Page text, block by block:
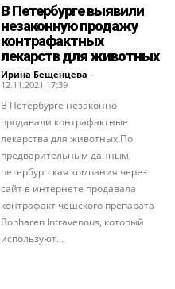
В Петербурге выявили
незаконную продажу
контрафактных
лекарств для животных
Ирина Бещенцева -
12.11.2021 17:39
В Петербурге незаконно
продавали контрафактные
лекарства для животных.По
предварительным данным,
петербургская компания через
сайт в интернете продавала
контрафакт чешского препарата
Bonharen Intravenous, который
используют...